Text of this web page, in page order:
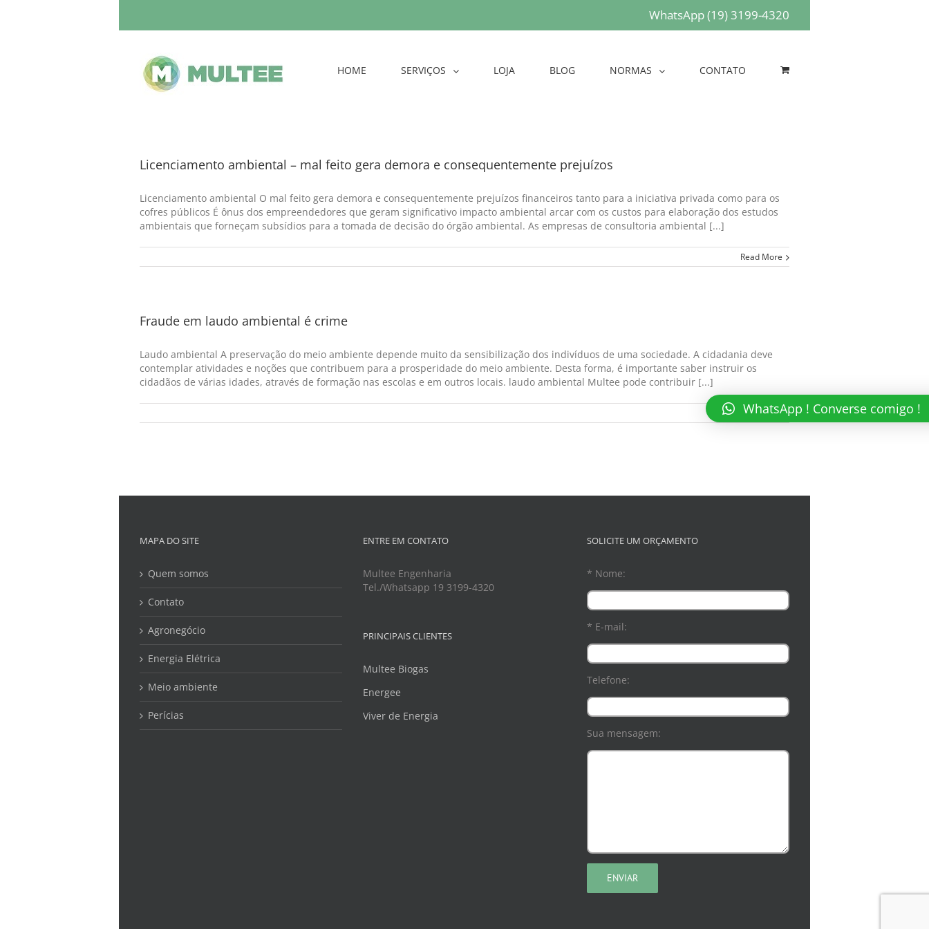
WhatsApp (19) 3199-4320
HOME SERVIÇOS LOJA BLOG NORMAS CONTATO
Licenciamento ambiental – mal feito gera demora e consequentemente prejuízos
Licenciamento ambiental O mal feito gera demora e consequentemente prejuízos financeiros tanto para a iniciativa privada como para os
cofres públicos É ônus dos empreendedores que geram significativo impacto ambiental arcar com os custos para elaboração dos estudos
ambientais que forneçam subsídios para a tomada de decisão do órgão ambiental. As empresas de consultoria ambiental [...]
Read More
Fraude em laudo ambiental é crime
Laudo ambiental A preservação do meio ambiente depende muito da sensibilização dos indivíduos de uma sociedade. A cidadania deve
contemplar atividades e noções que contribuem para a prosperidade do meio ambiente. Desta forma, é importante saber instruir os
cidadãos de várias idades, através de formação nas escolas e em outros locais. laudo ambiental Multee pode contribuir [...]
Read More
MAPA DO SITE
Quem somos
Contato
Agronegócio
Energia Elétrica
Meio ambiente
Perícias
ENTRE EM CONTATO
Multee Engenharia
Tel./Whatsapp 19 3199-4320
PRINCIPAIS CLIENTES
Multee Biogas
Energee
Viver de Energia
SOLICITE UM ORÇAMENTO
* Nome:
* E-mail:
Telefone:
Sua mensagem:
WhatsApp ! Converse comigo !